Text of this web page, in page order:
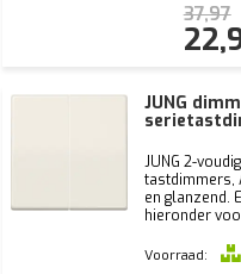
37,97
JUNG
JUNG 2-
tastdimmers,
en glanzend.
hieronder
Voorraad: